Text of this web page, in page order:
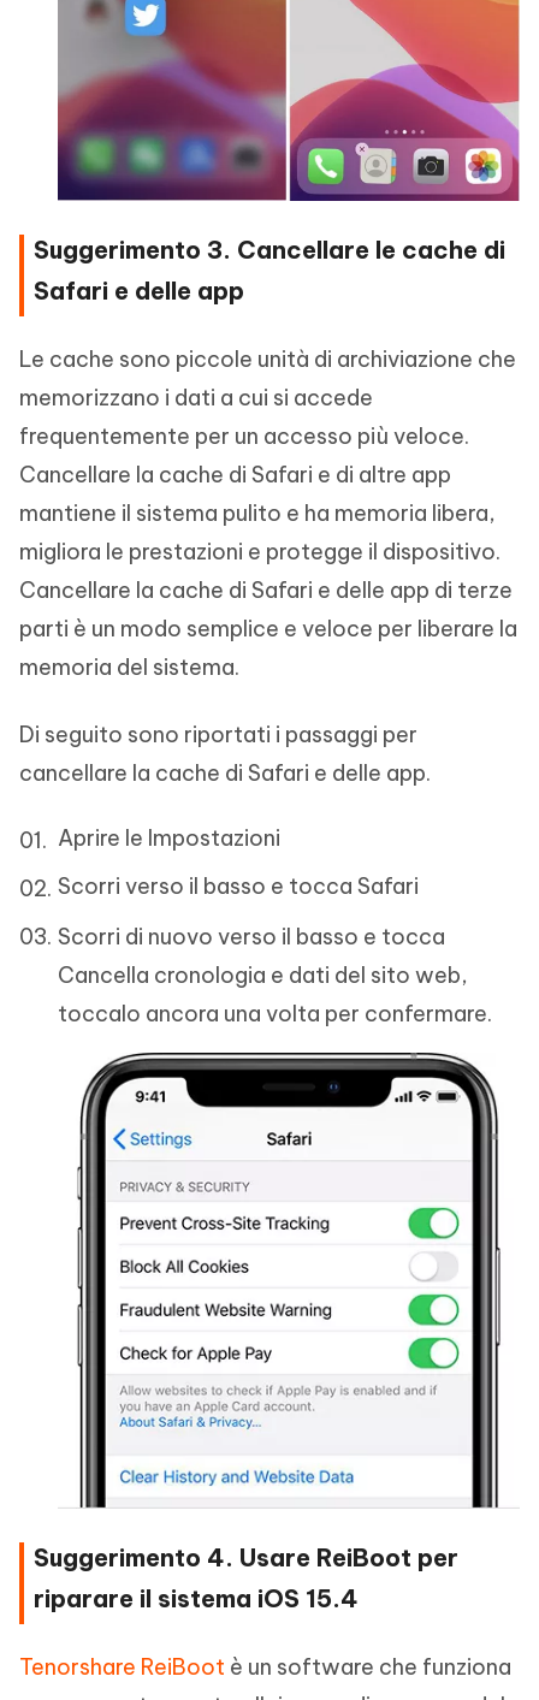
Suggerimento 3. Cancellare le cache di
Safari e delle app
Le cache sono piccole unità di archiviazione che
memorizzano i dati a cui si accede
frequentemente per un accesso più veloce.
Cancellare la cache di Safari e di altre app
mantiene il sistema pulito e ha memoria libera,
migliora le prestazioni e protegge il dispositivo.
Cancellare la cache di Safari e delle app di terze
parti è un modo semplice e veloce per liberare la
memoria del sistema.
Di seguito sono riportati i passaggi per
cancellare la cache di Safari e delle app.
Aprire le Impostazioni
Scorri verso il basso e tocca Safari
Scorri di nuovo verso il basso e tocca
Cancella cronologia e dati del sito web,
toccalo ancora una volta per confermare.
Suggerimento 4. Usare ReiBoot per
riparare il sistema iOS 15.4
Tenorshare ReiBoot è un software che funziona